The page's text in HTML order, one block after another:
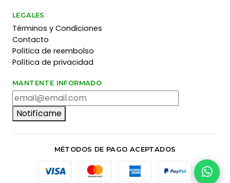
LEGALES
Términos y Condiciones
Contacto
Política de reembolso
Política de privacidad
MANTENTE INFORMADO
Notifícame
MÉTODOS DE PAGO ACEPTADOS